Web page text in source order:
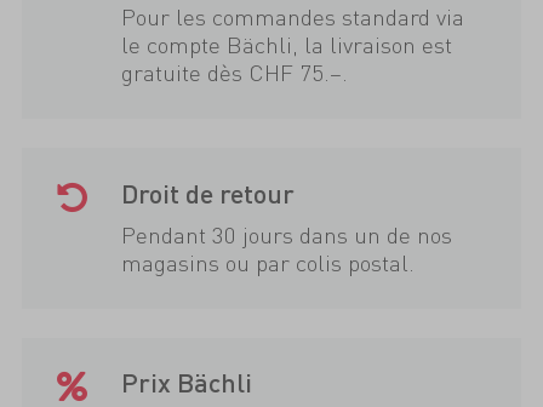
Pour les commandes standard via
le compte Bächli, la livraison est
gratuite dès CHF 75.–.
Droit de retour
Pendant 30 jours dans un de nos
magasins ou par colis postal.
Prix Bächli